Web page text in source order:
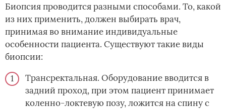
Биопсия проводится разными способами. То, какой
из них применить, должен выбирать врач,
принимая во внимание индивидуальные
особенности пациента. Существуют такие виды
биопсии:
Трансректальная. Оборудование вводится в
задний проход, при этом пациент принимает
коленно-локтевую позу, ложится на спину с